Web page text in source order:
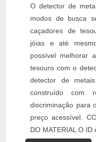
O detector de
modos de busca
caçadores de
jóias e até
possível melhorar
tesouro com o
detector de
construído com
discriminação para
preço acessível.
DO MATERIAL O ID